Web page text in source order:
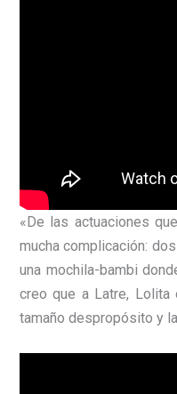
«De las actuaciones
mucha complicación:
una mochila-bambi
creo que a Latre,
tamaño despropósito y